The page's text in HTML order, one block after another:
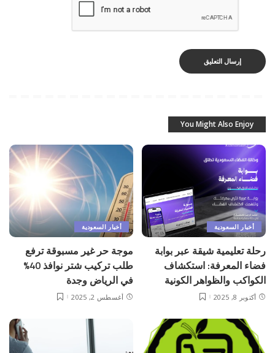
You Might Also Enjoy
أخبار السعودية
رحلة تعليمية شيقة عبر بوابة
فضاء المعرفة: استكشاف
الكواكب والظواهر الكونية
أكتوبر 8, 2025
أخبار السعودية
موجة حر غير مسبوقة ترفع
طلب تركيب شتر نوافذ 40%
في الرياض وجدة
أغسطس 2, 2025